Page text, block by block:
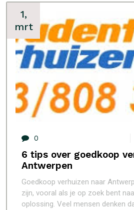
1,
mrt
0
6 tips over goedkoop
Antwerpen
Goedkoop verhuizen naar
zijn, vooral als je op zoek bent
oplossing. Veel mensen denken